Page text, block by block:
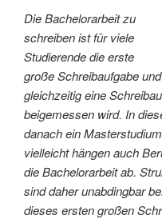
Die Bachelorarbeit zu
schreiben ist für viele
Studierende die erste
große Schreibaufgabe und
gleichzeitig eine
beigemessen wird. In
danach ein
vielleicht hängen auch
die Bachelorarbeit ab.
sind daher unabdingbar
dieses ersten großen